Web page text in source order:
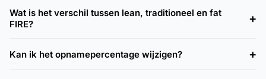
Wat is het verschil tussen lean, traditioneel en fat
FIRE?
Kan ik het opnamepercentage wijzigen?